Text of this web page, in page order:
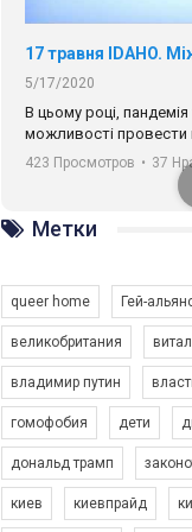
5/17/2020
В цьому році,
можливості провести
звернення про те, що
містах та не можемо
закликаємо всіх хто
солідарності,
підрозділи ГАУ є в 16
423 Просмотров • 37
Емоційний та
Метки
queer home Гей-
великобритания
владимир путин
гомофобия дети
дональд трамп
киев киевпрайд